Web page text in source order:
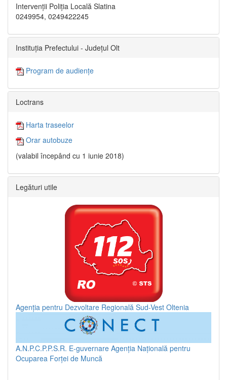
Intervenții Poliția Locală Slatina
0249954, 0249422245
Instituția Prefectului - Județul Olt
Program de audiențe
Loctrans
Harta traseelor
Orar autobuze
(valabil începând cu 1 iunie 2018)
Legături utile
Agenția pentru Dezvoltare Regională Sud-Vest Oltenia
A.N.P.C.P.P.S.R. E-guvernare Agenția Națională pentru
Ocuparea Forței de Muncă